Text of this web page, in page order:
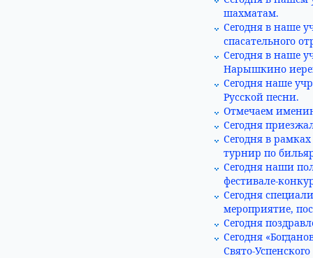
шахматам.
Сегодня в наше
спасательного
Сегодня в наше
Нарышкино
Сегодня наше
Русской песни.
Отмечаем
Сегодня
Сегодня в
турнир по
Сегодня наши
фестивале-
Сегодня
мероприятие,
Сегодня
Сегодня
Свято-